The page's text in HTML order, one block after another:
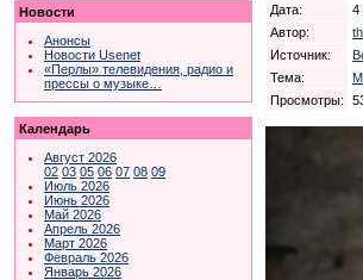
Новости
Анонсы
Новости Usenet
«Перлы» телевидения, радио и
прессы о музыке…
Календарь
Август 2026
02 03 05 06 07 08 09
Июль 2026
Июнь 2026
Май 2026
Апрель 2026
Март 2026
Февраль 2026
Январь 2026
Дата:
4
Автор:
Источник:
Тема:
Просмотры: